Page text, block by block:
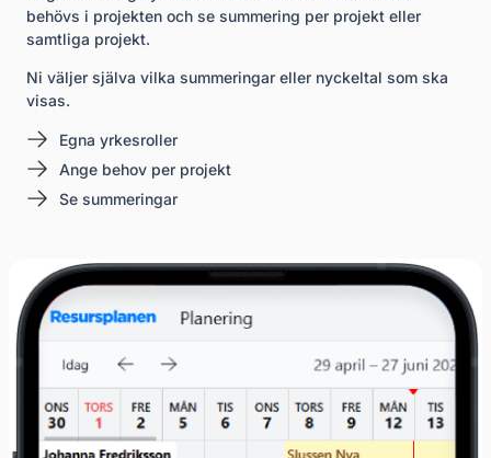
behövs i projekten och se summering per projekt eller
samtliga projekt.
Ni väljer själva vilka summeringar eller nyckeltal som ska
visas.
Egna yrkesroller
Ange behov per projekt
Se summeringar